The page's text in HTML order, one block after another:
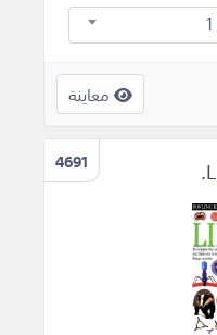
معاينة
4691